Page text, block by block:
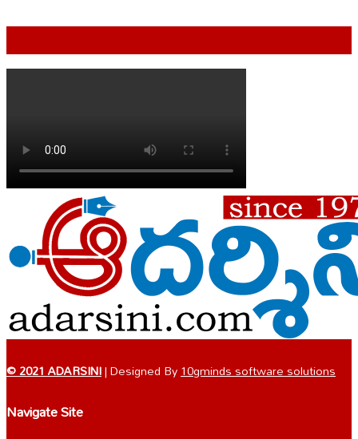
© 2021 ADARSINI| Designed By10gminds software solutions
Navigate Site